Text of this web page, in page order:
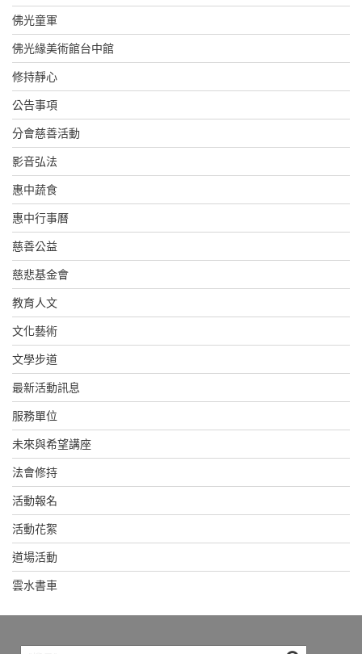
佛光童軍
佛光緣美術館台中館
修持靜心
公告事項
分會慈善活動
影音弘法
惠中蔬食
惠中行事曆
慈善公益
慈悲基金會
教育人文
文化藝術
文學步道
最新活動訊息
服務單位
未來與希望講座
法會修持
活動報名
活動花絮
道場活動
雲水書車